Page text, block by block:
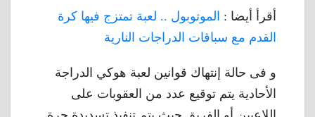
أقرأ أيضا : الموتوبول .. لعبة تمتزج فيها كرة
القدم مع سباقات الدراجات النارية
و فى حالة إنتهاك قوانين لعبة هوكي الدراجة
الأحادية يتم توقيع عدد من العقوبات على